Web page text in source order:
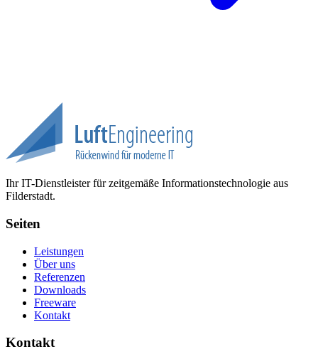
Ihr IT-Dienstleister für zeitgemäße Informationstechnologie aus
Filderstadt.
Seiten
Leistungen
Über uns
Referenzen
Downloads
Freeware
Kontakt
Kontakt